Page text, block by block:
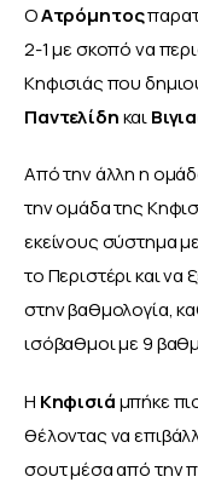
Ο Ατρόμητος
2-1 με σκοπό να
Κηφισιάς που
Παντελίδη και
Από την άλλη η
την ομάδα της
εκείνους σύστημα
το Περιστέρι και
στην βαθμολογία,
ισόβαθμοι με 9
Η Κηφισιά μπήκε
θέλοντας να
σουτ μέσα από την